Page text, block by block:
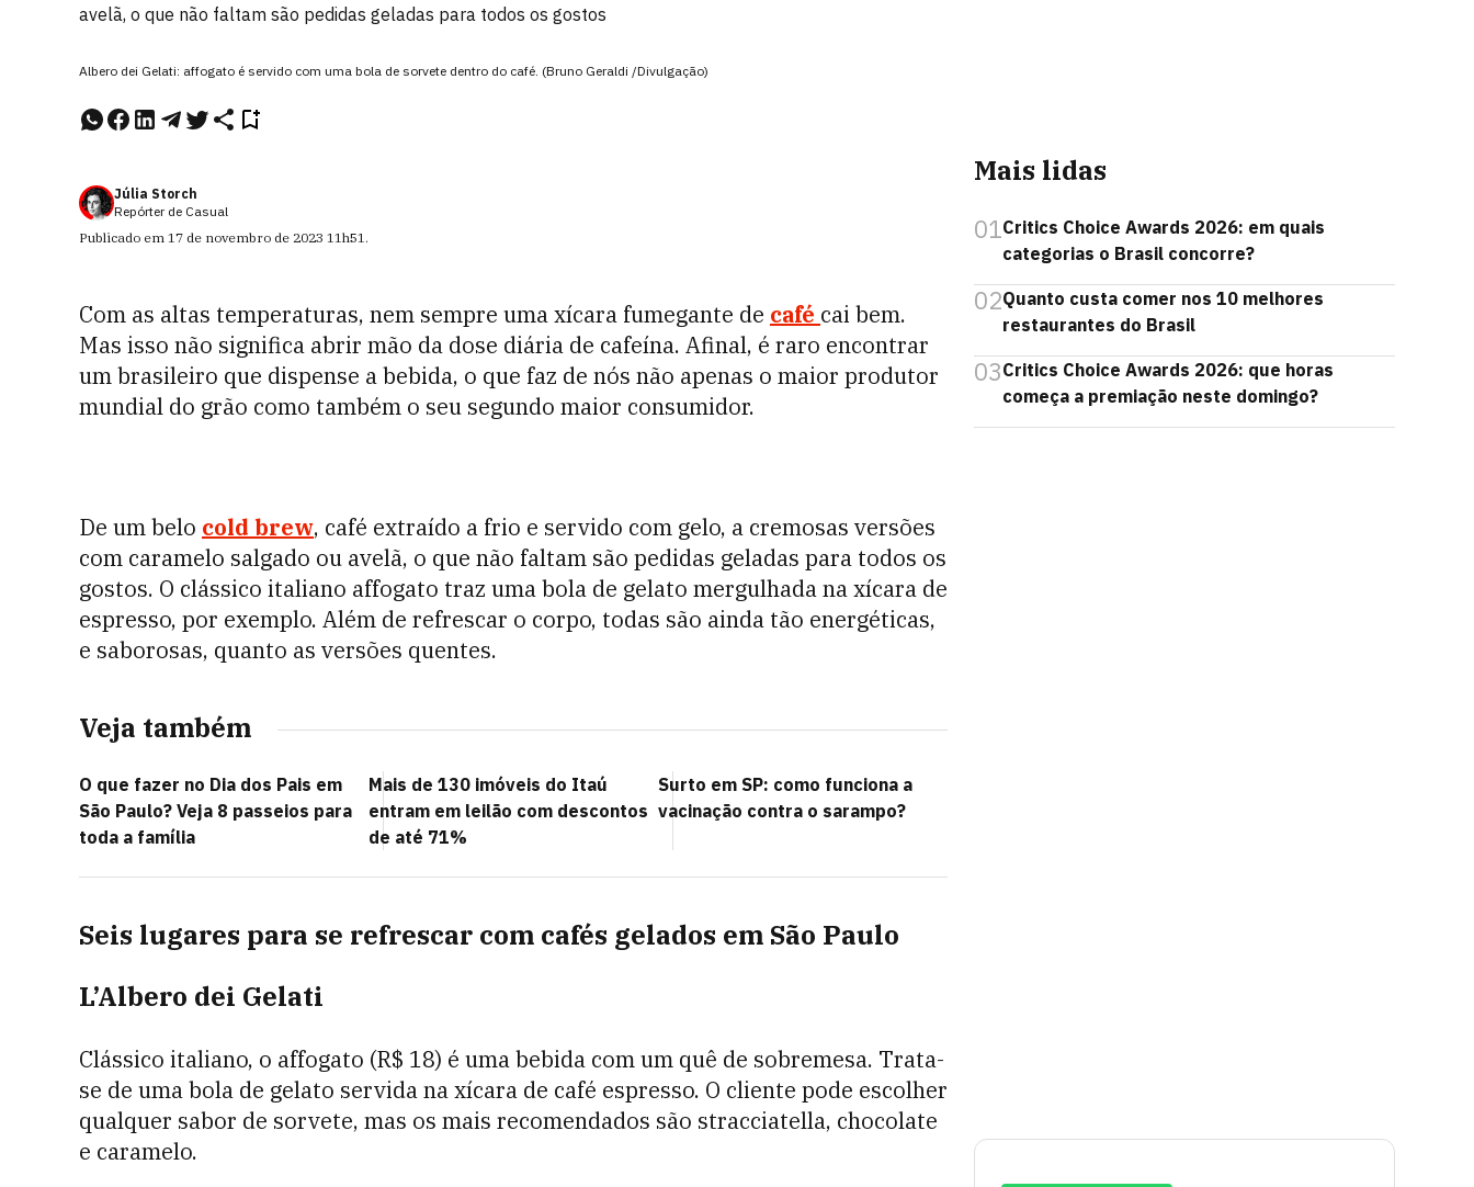
avelã, o que não faltam são pedidas geladas para todos os gostos
Albero dei Gelati: affogato é servido com uma bola de sorvete dentro do café. (Bruno Geraldi /Divulgação)
Júlia Storch
Repórter de Casual
Publicado em 17 de novembro de 2023 11h51.
Com as altas temperaturas, nem sempre uma xícara fumegante de café cai bem.
Mas isso não significa abrir mão da dose diária de cafeína. Afinal, é raro encontrar
um brasileiro que dispense a bebida, o que faz de nós não apenas o maior produtor
mundial do grão como também o seu segundo maior consumidor.
De um belo cold brew, café extraído a frio e servido com gelo, a cremosas versões
com caramelo salgado ou avelã, o que não faltam são pedidas geladas para todos os
gostos. O clássico italiano affogato traz uma bola de gelato mergulhada na xícara de
espresso, por exemplo. Além de refrescar o corpo, todas são ainda tão energéticas,
e saborosas, quanto as versões quentes.
Veja também
O que fazer no Dia dos Pais em
São Paulo? Veja 8 passeios para
toda a família
Mais de 130 imóveis do Itaú
entram em leilão com descontos
de até 71%
Surto em SP: como funciona a
vacinação contra o sarampo?
Seis lugares para se refrescar com cafés gelados em São Paulo
L’Albero dei Gelati
Clássico italiano, o affogato (R$ 18) é uma bebida com um quê de sobremesa. Trata-
se de uma bola de gelato servida na xícara de café espresso. O cliente pode escolher
qualquer sabor de sorvete, mas os mais recomendados são stracciatella, chocolate
e caramelo.
Mais lidas
01Critics Choice Awards 2026: em quais
categorias o Brasil concorre?
02Quanto custa comer nos 10 melhores
restaurantes do Brasil
03Critics Choice Awards 2026: que horas
começa a premiação neste domingo?